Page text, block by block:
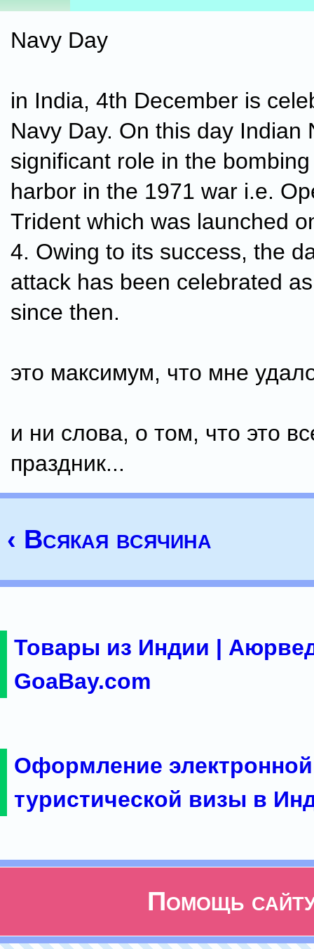
Navy Day
in India, 4th December is
Navy Day. On this day Indian
significant role in the
harbor in the 1971 war i.e.
Trident which was launched
4. Owing to its success, the
attack has been celebrated
since then.
это максимум, что мне
и ни слова, о том, что это
праздник...
‹ Всякая всячина
Товары из Индии |
GoaBay.com
Оформление электронной
туристической визы в
Помощь